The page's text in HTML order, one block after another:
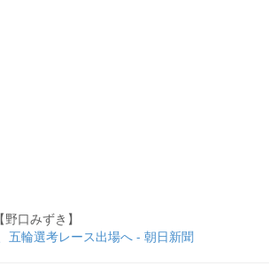
口みずき】
五輪選考レース出場へ - 朝日新聞